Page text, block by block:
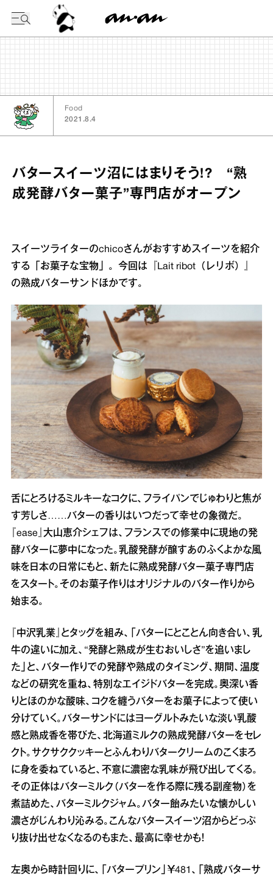
Food
2021.8.4
バタースイーツ沼にはまりそう!? “熟
成発酵バター菓子”専門店がオープン
スイーツライターのchicoさんがおすすめスイーツを紹介
する「お菓子な宝物」。今回は『Lait ribot（レリボ）』
の熟成バターサンドほかです。
舌にとろけるミルキーなコクに、フライパンでじゅわりと焦が
す芳しさ……バターの香りはいつだって幸せの象徴だ。
『ease』大山恵介シェフは、フランスでの修業中に現地の発
酵バターに夢中になった。乳酸発酵が醸すあのふくよかな風
味を日本の日常にもと、新たに熟成発酵バター菓子専門店
をスタート。そのお菓子作りはオリジナルのバター作りから
始まる。
『中沢乳業』とタッグを組み、「バターにとことん向き合い、乳
牛の違いに加え、“発酵と熟成が生むおいしさ”を追いまし
た」と、バター作りでの発酵や熟成のタイミング、期間、温度
などの研究を重ね、特別なエイジドバターを完成。奥深い香
りとほのかな酸味、コクを纏うバターをお菓子によって使い
分けていく。バターサンドにはヨーグルトみたいな淡い乳酸
感と熟成香を帯びた、北海道ミルクの熟成発酵バターをセレ
クト。サクサククッキーとふんわりバタークリームのこくまろ
に身を委ねていると、不意に濃密な乳味が飛び出してくる。
その正体はバターミルク（バターを作る際に残る副産物）を
煮詰めた、バターミルクジャム。バター飴みたいな懐かしい
濃さがじんわり沁みる。こんなバタースイーツ沼からどっぷ
り抜け出せなくなるのもまた、最高に幸せかも！
左奥から時計回りに、「バタープリン」￥481、「熟成バターサ